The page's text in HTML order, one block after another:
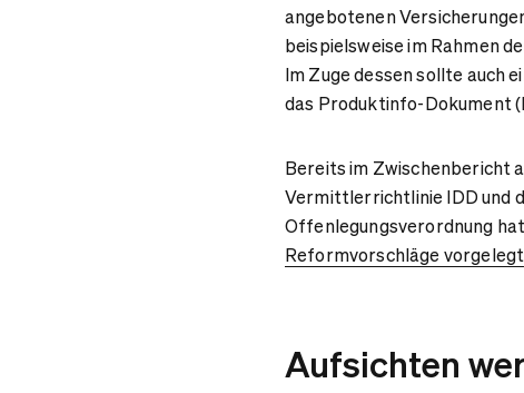
angebotenen
beispielsweise im Rahmen
Im Zuge dessen sollte auch
das Produktinfo-Dokument
Bereits im Zwischenbericht
Vermittlerrichtlinie IDD und
Offenlegungsverordnung
Reformvorschläge vorgelegt
Aufsichten